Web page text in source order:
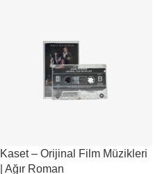
Kaset – Orijinal Film Müzikleri
| Ağır Roman